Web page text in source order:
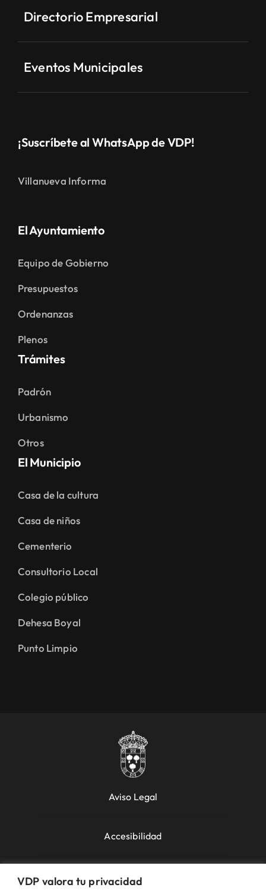
VDP valora tu privacidad
Directorio Empresarial
Eventos Municipales
¡Suscríbete al WhatsApp de VDP!
Villanueva Informa
El Ayuntamiento
Equipo de Gobierno
Presupuestos
Ordenanzas
Plenos
Trámites
Padrón
Urbanismo
Otros
El Municipio
Casa de la cultura
Casa de niños
Cementerio
Consultorio Local
Colegio público
Dehesa Boyal
Punto Limpio
Aviso Legal
Accesibilidad
Política de Cookies